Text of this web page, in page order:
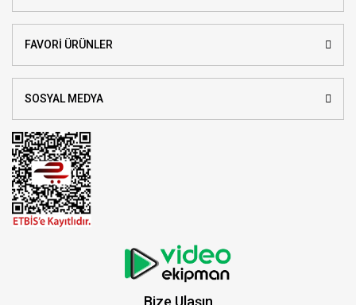
FAVORİ ÜRÜNLER
SOSYAL MEDYA
Bize Ulaşın